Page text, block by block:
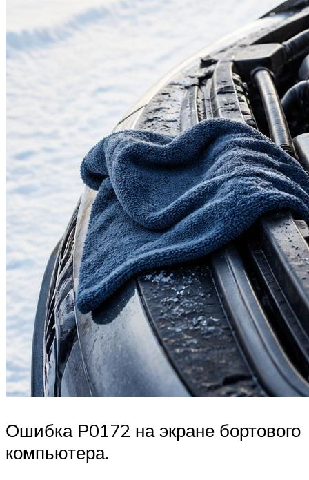
Ошибка Р0172 на экране бортового
компьютера.